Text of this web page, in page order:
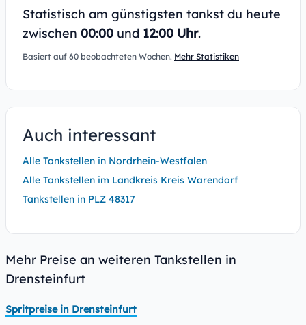
Statistisch am günstigsten tankst du heute
zwischen 00:00 und 12:00 Uhr.
Basiert auf 60 beobachteten Wochen. Mehr Statistiken
Auch interessant
Alle Tankstellen in Nordrhein-Westfalen
Alle Tankstellen im Landkreis Kreis Warendorf
Tankstellen in PLZ 48317
Mehr Preise an weiteren Tankstellen in
Drensteinfurt
Spritpreise in Drensteinfurt